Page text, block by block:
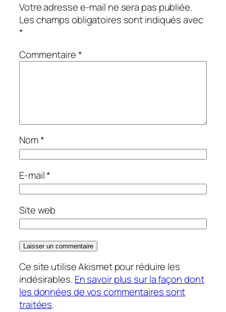
Votre adresse e-mail ne sera pas publiée.
Les champs obligatoires sont indiqués avec
*
Commentaire*
Nom*
E-mail*
Site web
Ce site utilise Akismet pour réduire les
indésirables. En savoir plus sur la façon dont
les données de vos commentaires sont
traitées.